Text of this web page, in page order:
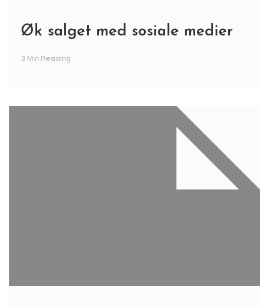
Øk salget med sosiale medier
3 Min Reading